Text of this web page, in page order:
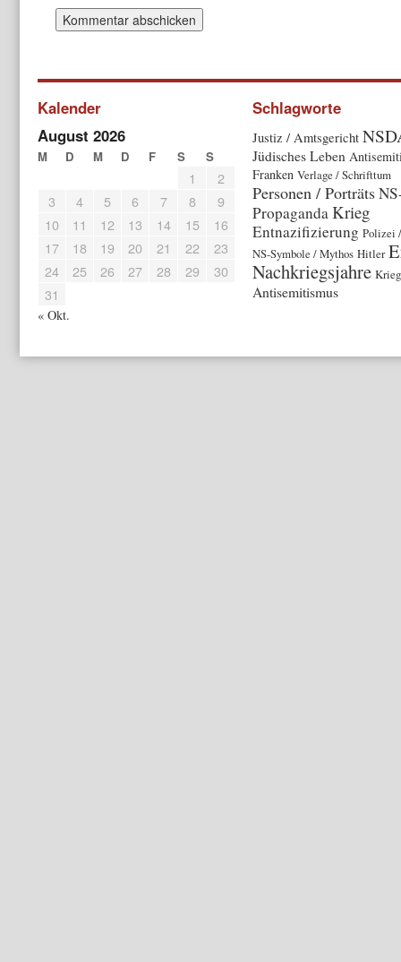
Kalender
August 2026
M D M D F S S
1
2
3
4 5 6 7 8
9
10
11 12 13 14 15
16
17
18 19 20 21 22
23
24
25 26 27 28 29
30
31
« Okt.
Schlagworte
Justiz / Amtsgericht
Jüdisches Leben
Franken Verlage / Schrifttum
Personen / Porträts
Propaganda Krieg
Entnazifizierung Polizei
NS-Symbole / Mythos Hitler
Nachkriegsjahre
Antisemitismus